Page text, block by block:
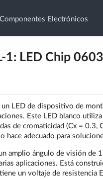
Electrónicos
LED Chip
LED de dispositivo de
Este LED blanco
de cromaticidad (Cx =
hace adecuado para
amplio ángulo de visión de
aplicaciones. Está
un voltaje de resistencia